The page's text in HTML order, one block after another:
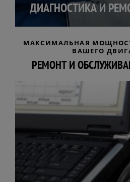
ДИАГНОСТИКА И
МАКСИМАЛЬНАЯ
ВАШЕГО
РЕМОНТ И